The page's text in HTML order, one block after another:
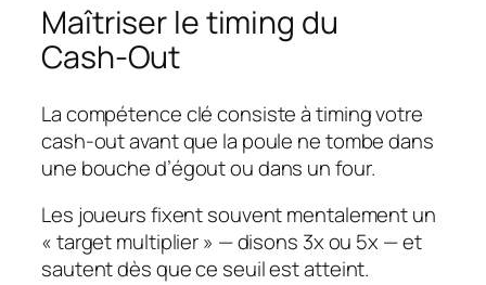
Maîtriser le timing du
Cash‑Out
La compétence clé consiste à timing votre
cash‑out avant que la poule ne tombe dans
une bouche d’égout ou dans un four.
Les joueurs fixent souvent mentalement un
« target multiplier » — disons 3x ou 5x — et
sautent dès que ce seuil est atteint.